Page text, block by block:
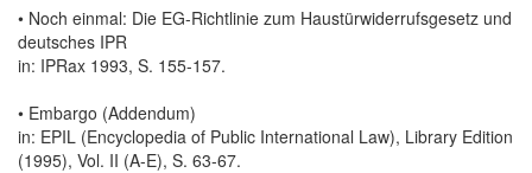
• Noch einmal: Die EG-Richtlinie zum Haustürwiderrufsgesetz und
deutsches IPR
in: IPRax 1993, S. 155-157.
• Embargo (Addendum)
in: EPIL (Encyclopedia of Public International Law), Library Edition
(1995), Vol. II (A-E), S. 63-67.